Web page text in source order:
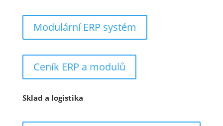
Modulární ERP systém
Ceník ERP a modulů
Sklad a logistika